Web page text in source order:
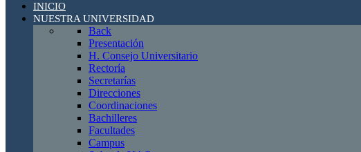
INICIO
NUESTRA UNIVERSIDAD
Back
Presentación
H. Consejo Universitario
Rectoría
Secretarías
Direcciones
Coordinaciones
Bachilleres
Facultades
Campus